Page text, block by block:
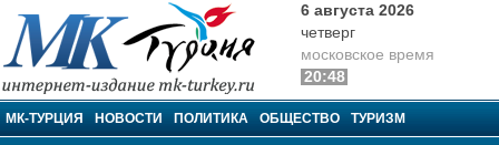
МК-Турция
6 августа 2026
четверг
московское время
20:48
МК-ТУРЦИЯ НОВОСТИ ПОЛИТИКА ОБЩЕСТВО ТУРИЗМ